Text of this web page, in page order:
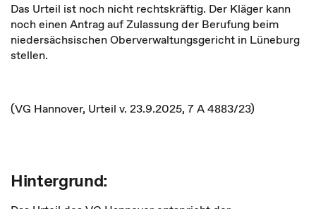
Das Urteil ist noch nicht rechtskräftig. Der Kläger kann
noch einen Antrag auf Zulassung der Berufung beim
niedersächsischen Oberverwaltungsgericht in Lüneburg
stellen.
(VG Hannover, Urteil v. 23.9.2025, 7 A 4883/23)
Hintergrund: